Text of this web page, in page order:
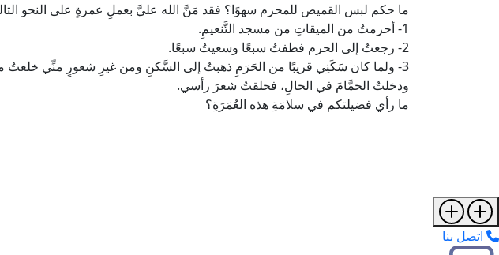
ما حكم لبس القميص للمحرم سهوًا؟ فقد مَنَّ الله عليَّ بعملِ عمرةٍ على النحو
1- أحرمتُ من الميقاتِ من مسجد التَّنعيمِ.
2- رجعتُ إلى الحرم فطفتُ سبعًا وسعيتُ سبعًا.
3- ولما كان سَكَنِي قريبًا من الحَرَمِ ذهبتُ إلى السَّكنِ ومن غيرِ شعورٍ منِّي خلعتُ
ودخلتُ الحمَّامَ في الحالِ، فحلقتُ شعرَ رأسي.
ما رأي فضيلتكم في سلامَةِ هذه العُمَرَةِ؟
اتصل بنا